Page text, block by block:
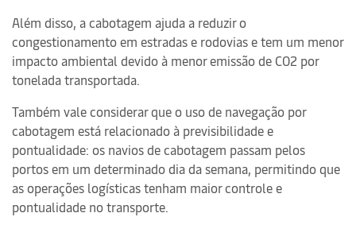
Além disso, a cabotagem ajuda a reduzir o
congestionamento em estradas e rodovias e tem um menor
impacto ambiental devido à menor emissão de CO2 por
tonelada transportada.
Também vale considerar que o uso de navegação por
cabotagem está relacionado à previsibilidade e
pontualidade: os navios de cabotagem passam pelos
portos em um determinado dia da semana, permitindo que
as operações logísticas tenham maior controle e
pontualidade no transporte.